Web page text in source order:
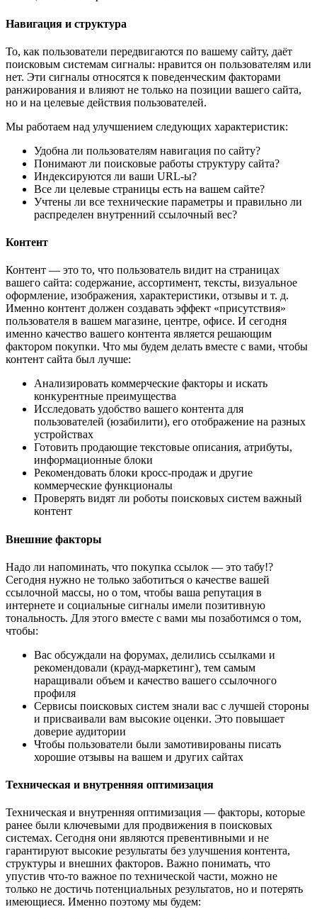
Навигация и структура
То, как пользователи передвигаются по вашему сайту, даёт
поисковым системам сигналы: нравится он пользователям или
нет. Эти сигналы относятся к поведенческим факторами
ранжирования и влияют не только на позиции вашего сайта,
но и на целевые действия пользователей.
Мы работаем над улучшением следующих характеристик:
Удобна ли пользователям навигация по сайту?
Понимают ли поисковые работы структуру сайта?
Индексируются ли ваши URL-ы?
Все ли целевые страницы есть на вашем сайте?
Учтены ли все технические параметры и правильно ли
распределен внутренний ссылочный вес?
Контент
Контент — это то, что пользователь видит на страницах
вашего сайта: содержание, ассортимент, тексты, визуальное
оформление, изображения, характеристики, отзывы и т. д.
Именно контент должен создавать эффект «присутствия»
пользователя в вашем магазине, центре, офисе. И сегодня
именно качество вашего контента является решающим
фактором покупки. Что мы будем делать вместе с вами, чтобы
контент сайта был лучше:
Анализировать коммерческие факторы и искать
конкурентные преимущества
Исследовать удобство вашего контента для
пользователей (юзабилити), его отображение на разных
устройствах
Готовить продающие текстовые описания, атрибуты,
информационные блоки
Рекомендовать блоки кросс-продаж и другие
коммерческие функционалы
Проверять видят ли роботы поисковых систем важный
контент
Внешние факторы
Надо ли напоминать, что покупка ссылок — это табу!?
Сегодня нужно не только заботиться о качестве вашей
ссылочной массы, но о том, чтобы ваша репутация в
интернете и социальные сигналы имели позитивную
тональность. Для этого вместе с вами мы позаботимся о том,
чтобы:
Вас обсуждали на форумах, делились ссылками и
рекомендовали (крауд-маркетинг), тем самым
наращивали объем и качество вашего ссылочного
профиля
Сервисы поисковых систем знали вас с лучшей стороны
и присваивали вам высокие оценки. Это повышает
доверие аудитории
Чтобы пользователи были замотивированы писать
хорошие отзывы на вашем и других сайтах
Техническая и внутренняя оптимизация
Техническая и внутренняя оптимизация — факторы, которые
ранее были ключевыми для продвижения в поисковых
системах. Сегодня они являются превентивными и не
гарантируют высокие результаты без улучшения контента,
структуры и внешних факторов. Важно понимать, что
упустив что-то важное по технической части, можно не
только не достичь потенциальных результатов, но и потерять
имеющиеся. Именно поэтому мы будем: